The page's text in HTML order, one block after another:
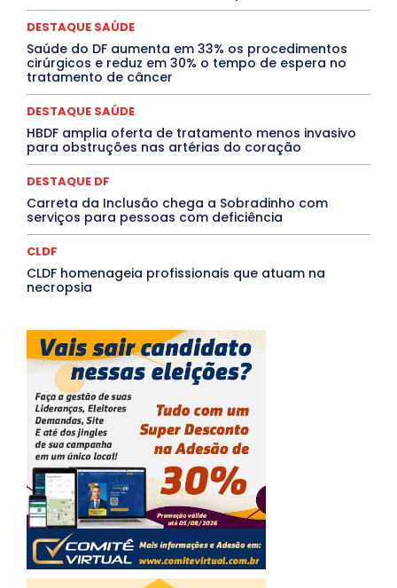
PROCESSO SELETIVO
PUBLIEDITORIAL
QUALIFICAÇÃO PROFISSIONAL
Rio de Janeiro
Rio Grande do Sul
Roraima
Santa Catarina
São Paulo SARAMPO
SAÚDE
Saúde Agora
TÁ FROID?
TEATRO TECNOLOGIA
TIC TAC
Mais
DESTAQUE SAÚDE
Saúde do DF aumenta em 33% os procedimentos
cirúrgicos e reduz em 30% o tempo de espera no
tratamento de câncer
DESTAQUE SAÚDE
HBDF amplia oferta de tratamento menos invasivo
para obstruções nas artérias do coração
DESTAQUE DF
Carreta da Inclusão chega a Sobradinho com
serviços para pessoas com deficiência
CLDF
CLDF homenageia profissionais que atuam na
necropsia